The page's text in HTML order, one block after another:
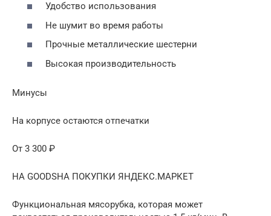
Удобство использования
Не шумит во время работы
Прочные металлические шестерни
Высокая производительность
Минусы
На корпусе остаются отпечатки
От 3 300 ₽
НА GOODSНА ПОКУПКИ ЯНДЕКС.МАРКЕТ
Функциональная мясорубка, которая может